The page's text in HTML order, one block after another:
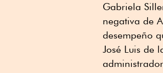
Gabriela
negativa de
desempeño
José Luis de